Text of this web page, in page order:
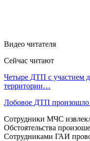
Видео читателя
Сейчас читают
Четыре ДТП с участием
территории…
Лобовое ДТП произошло
Сотрудники МЧС
Обстоятельства
Сотрудниками ГАИ